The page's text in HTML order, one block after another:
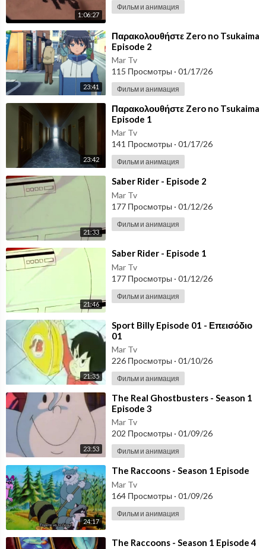
1:06:27
Фильм и анимация
23:41
⁣Παρακολουθήστε Zero no Tsukaima
Episode 2
Mar Tv
115 Просмотры · 01/17/26
Фильм и анимация
23:42
⁣Παρακολουθήστε Zero no Tsukaima
Episode 1
Mar Tv
141 Просмотры · 01/17/26
Фильм и анимация
21:33
⁣Saber Rider - Episode 2
Mar Tv
177 Просмотры · 01/12/26
Фильм и анимация
21:46
⁣Saber Rider - Episode 1
Mar Tv
177 Просмотры · 01/12/26
Фильм и анимация
21:35
⁣Sport Billy Episode 01 - Επεισόδιο
01
Mar Tv
226 Просмотры · 01/10/26
Фильм и анимация
23:53
⁣The Real Ghostbusters - Season 1
Episode 3
Mar Tv
202 Просмотры · 01/09/26
Фильм и анимация
24:17
⁣The Raccoons - Season 1 Episode
Mar Tv
164 Просмотры · 01/09/26
Фильм и анимация
⁣The Raccoons - Season 1 Episode 4